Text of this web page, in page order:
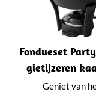
Fondueset
gietijzeren
1,1 L
Geniet van